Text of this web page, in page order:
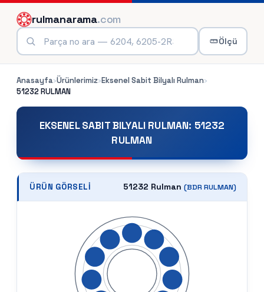
rulmanarama.com
Ölçü
Anasayfa›Ürünlerimiz›Eksenel Sabit Bilyalı Rulman›
51232RULMAN
EKSENEL SABIT BILYALI RULMAN: 51232
RULMAN
ÜRÜN GÖRSELI 51232 Rulman (BDRRULMAN)